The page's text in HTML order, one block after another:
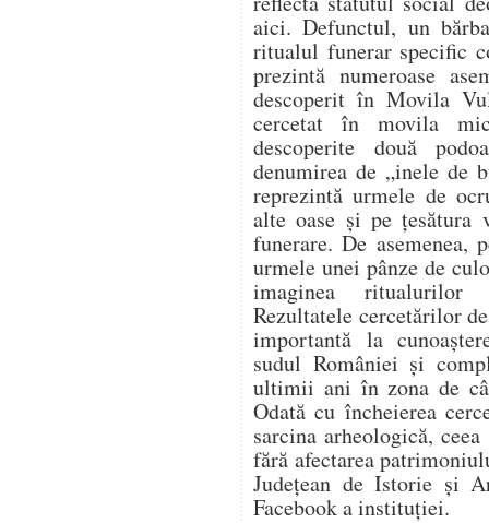
aici. Defunctul, un
ritualul funerar specific
prezintă numeroase
descoperit în Movila
cercetat în movila
descoperite două
denumirea de „inele de
reprezintă urmele de
alte oase și pe țesătura
funerare. De asemenea,
urmele unei pânze de
imaginea ritualurilor
Rezultatele cercetărilor
importantă la
sudul României și
ultimii ani în zona de
Odată cu încheierea
sarcina arheologică,
fără afectarea
Județean de Istorie și
Facebook a instituției.